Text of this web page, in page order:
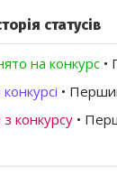
статусів
на конкурс •
•
конкурсу •